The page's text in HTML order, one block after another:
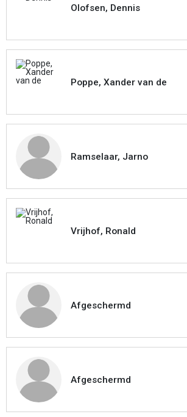
Olofsen, Dennis
Poppe, Xander van de
Ramselaar, Jarno
Vrijhof, Ronald
Afgeschermd
Afgeschermd